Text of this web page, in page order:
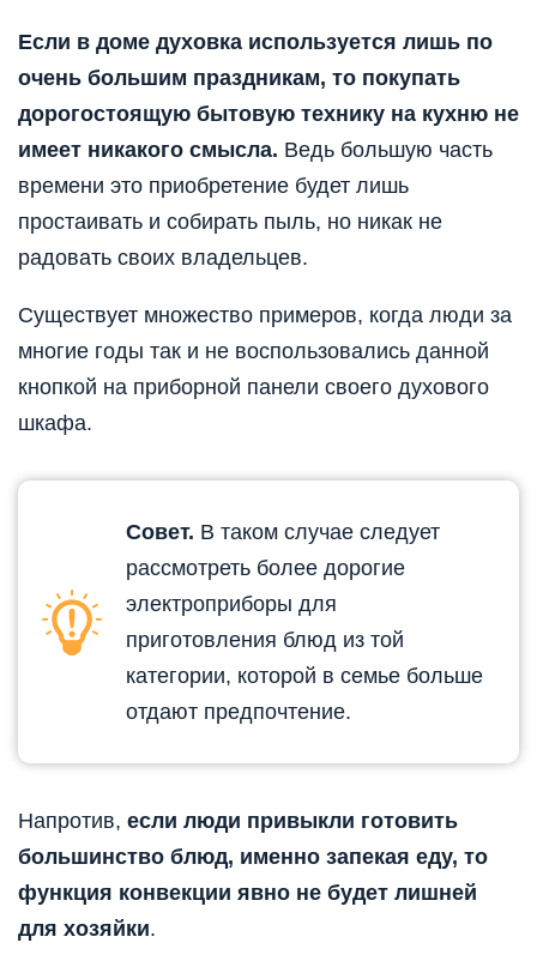
Если в доме духовка используется лишь по
очень большим праздникам, то покупать
дорогостоящую бытовую технику на кухню не
имеет никакого смысла. Ведь большую часть
времени это приобретение будет лишь
простаивать и собирать пыль, но никак не
радовать своих владельцев.
Существует множество примеров, когда люди за
многие годы так и не воспользовались данной
кнопкой на приборной панели своего духового
шкафа.
Совет. В таком случае следует
рассмотреть более дорогие
электроприборы для
приготовления блюд из той
категории, которой в семье больше
отдают предпочтение.
Напротив, если люди привыкли готовить
большинство блюд, именно запекая еду, то
функция конвекции явно не будет лишней
для хозяйки.